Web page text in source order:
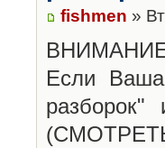
fishmen »
Если